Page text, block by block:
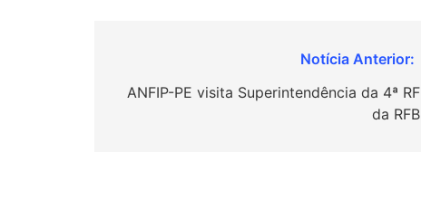
de
ANFIP-PE visita Superintendência da 4ª RF
da RFB